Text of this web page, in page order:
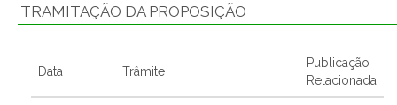
TRAMITAÇÃO DA PROPOSIÇÃO
Data Trâmite
Publicação
Relacionada